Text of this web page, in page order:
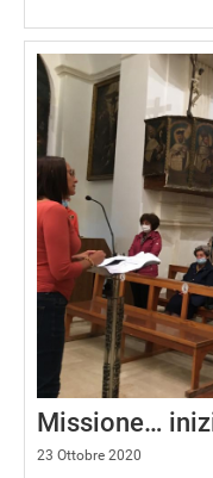
Missione…
23 Ottobre 2020